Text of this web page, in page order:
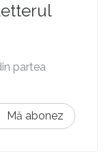
partea
Mă abonez